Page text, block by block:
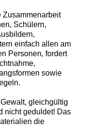
Zusammenarbeit
Schülern,
einfach allen am
Personen, fordert
sowie
gleichgültig
nicht geduldet! Das
die